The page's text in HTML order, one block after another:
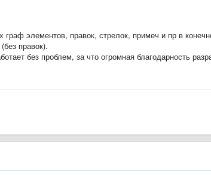
элементов, правок, стрелок, примеч и пр в
правок).
без проблем, за что огромная благодарность